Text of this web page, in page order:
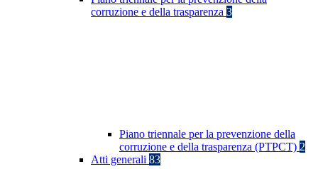
corruzione e della trasparenza 3
Piano triennale per la prevenzione della
corruzione e della trasparenza (PTPCT) 2
Atti generali 83